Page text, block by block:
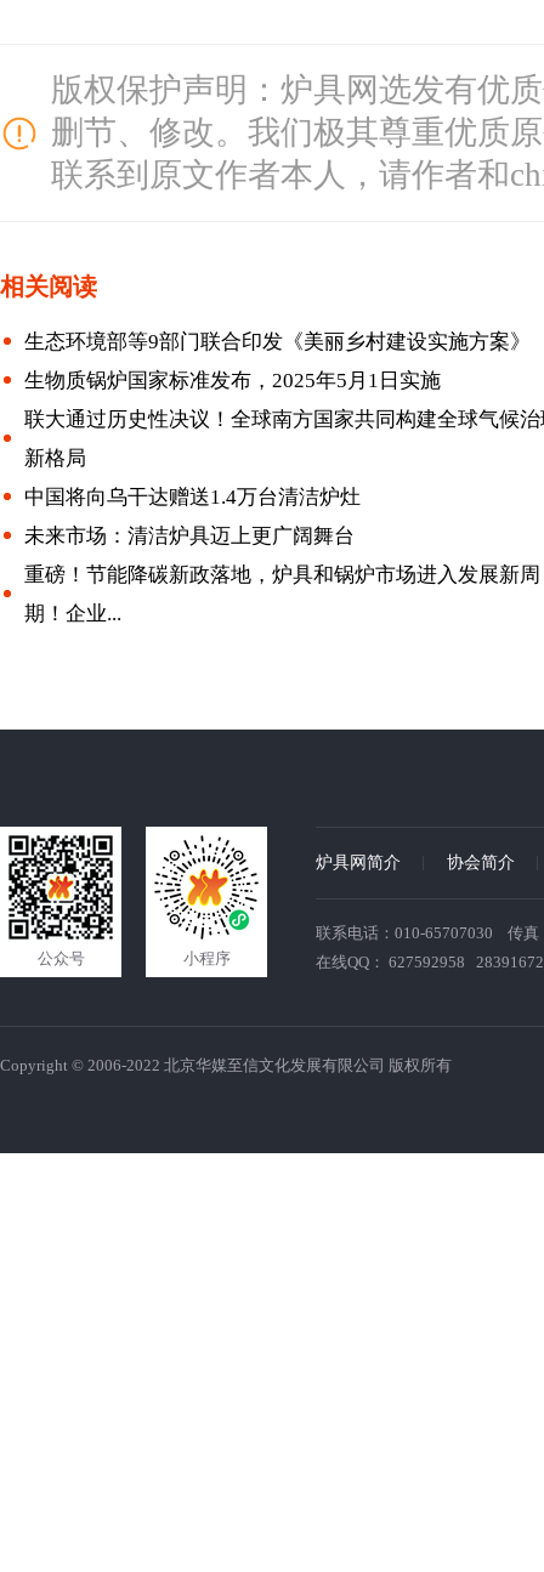
版权保护声明：炉具网选发有优
删节、修改。我们极其尊重优质
联系到原文作者本人，请作者和
相关阅读
生态环境部等9部门联合印发《美丽乡村建设实施方案》
生物质锅炉国家标准发布，2025年5月1日实施
联大通过历史性决议！全球南方国家共同构建全球气候
新格局
中国将向乌干达赠送1.4万台清洁炉灶
未来市场：清洁炉具迈上更广阔舞台
重磅！节能降碳新政落地，炉具和锅炉市场进入发展新周
期！企业...
公众号 小程序
炉具网简介 协会简介
联系电话：010-65707030 传真
在线QQ： 627592958
Copyright © 2006-2022 北京华媒至信文化发展有限公司 版权所有